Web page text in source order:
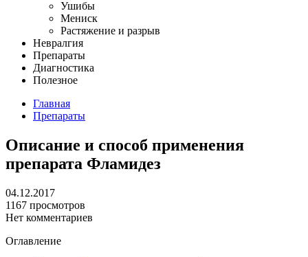
Ушибы
Мениск
Растяжение и разрыв
Невралгия
Препараты
Диагностика
Полезное
Главная
Препараты
Описание и способ применения
препарата Фламидез
04.12.2017
1167 просмотров
Нет комментариев
Оглавление